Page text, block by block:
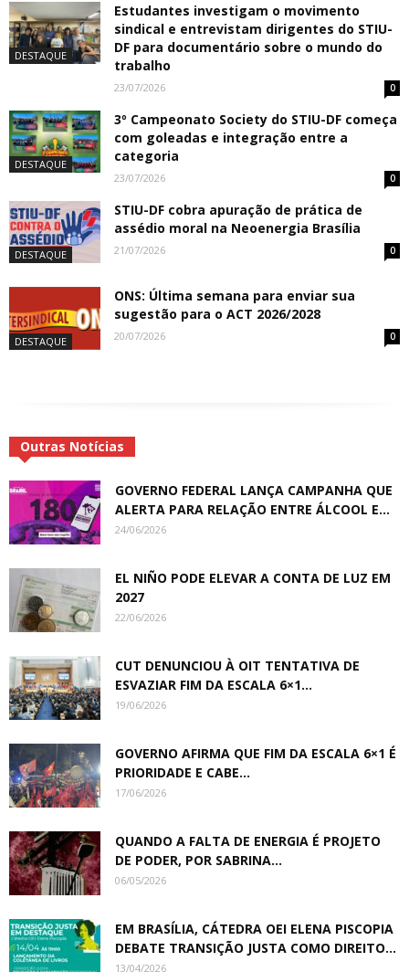
DESTAQUE
Estudantes investigam o movimento
sindical e entrevistam dirigentes do STIU-
DF para documentário sobre o mundo do
trabalho
23/07/2026 0
DESTAQUE
3º Campeonato Society do STIU-DF começa
com goleadas e integração entre a
categoria
23/07/2026 0
DESTAQUE
STIU-DF cobra apuração de prática de
assédio moral na Neoenergia Brasília
21/07/2026 0
DESTAQUE
ONS: Última semana para enviar sua
sugestão para o ACT 2026/2028
20/07/2026 0
Outras Notícias
GOVERNO FEDERAL LANÇA CAMPANHA QUE
ALERTA PARA RELAÇÃO ENTRE ÁLCOOL E...
24/06/2026
EL NIÑO PODE ELEVAR A CONTA DE LUZ EM
2027
22/06/2026
CUT DENUNCIOU À OIT TENTATIVA DE
ESVAZIAR FIM DA ESCALA 6×1...
19/06/2026
GOVERNO AFIRMA QUE FIM DA ESCALA 6×1 É
PRIORIDADE E CABE...
17/06/2026
QUANDO A FALTA DE ENERGIA É PROJETO
DE PODER, POR SABRINA...
06/05/2026
EM BRASÍLIA, CÁTEDRA OEI ELENA PISCOPIA
DEBATE TRANSIÇÃO JUSTA COMO DIREITO...
13/04/2026